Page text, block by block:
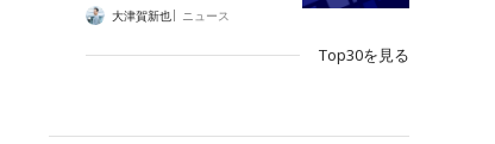
大津賀新也| ニュース
Top30を見る